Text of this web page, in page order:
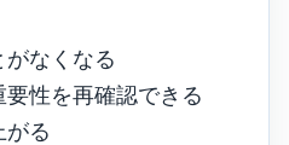
がなくなる
要性を再確認できる
がる